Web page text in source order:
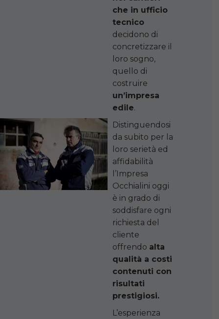
che in ufficio
tecnico
decidono di
concretizzare il
loro sogno,
quello di
costruire
un’impresa
edile.
Distinguendosi
da subito per la
loro serietà ed
affidabilità
l’Impresa
Occhialini oggi
è in grado di
soddisfare ogni
richiesta del
cliente
offrendo alta
qualità a costi
contenuti con
risultati
prestigiosi.
L’esperienza